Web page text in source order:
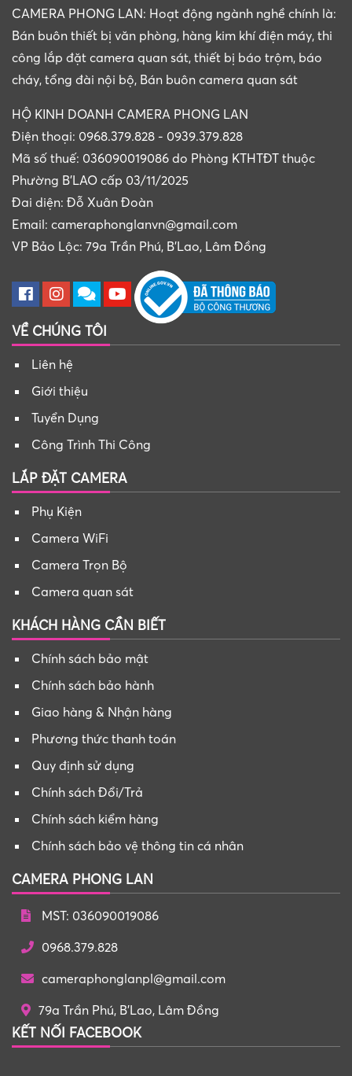
CAMERA PHONG LAN: Hoạt động ngành nghề chính là:
Bán buôn thiết bị văn phòng, hàng kim khí điện máy, thi
công lắp đặt camera quan sát, thiết bị báo trộm, báo
cháy, tổng đài nội bộ, Bán buôn camera quan sát
HỘ KINH DOANH CAMERA PHONG LAN
Điện thoại: 0968.379.828 - 0939.379.828
Mã số thuế: 036090019086 do Phòng KTHTĐT thuộc
Phường B'LAO cấp 03/11/2025
Đai diện: Đỗ Xuân Đoàn
Email: cameraphonglanvn@gmail.com
VP Bảo Lộc: 79a Trần Phú, B'Lao, Lâm Đồng
VỀ CHÚNG TÔI
Liên hệ
Giới thiệu
Tuyển Dụng
Công Trình Thi Công
LẮP ĐẶT CAMERA
Phụ Kiện
Camera WiFi
Camera Trọn Bộ
Camera quan sát
KHÁCH HÀNG CẦN BIẾT
Chính sách bảo mật
Chính sách bảo hành
Giao hàng & Nhận hàng
Phương thức thanh toán
Quy định sử dụng
Chính sách Đổi/Trả
Chính sách kiểm hàng
Chính sách bảo vệ thông tin cá nhân
CAMERA PHONG LAN
MST: 036090019086
0968.379.828
cameraphonglanpl@gmail.com
79a Trần Phú, B'Lao, Lâm Đồng
KẾT NỐI FACEBOOK